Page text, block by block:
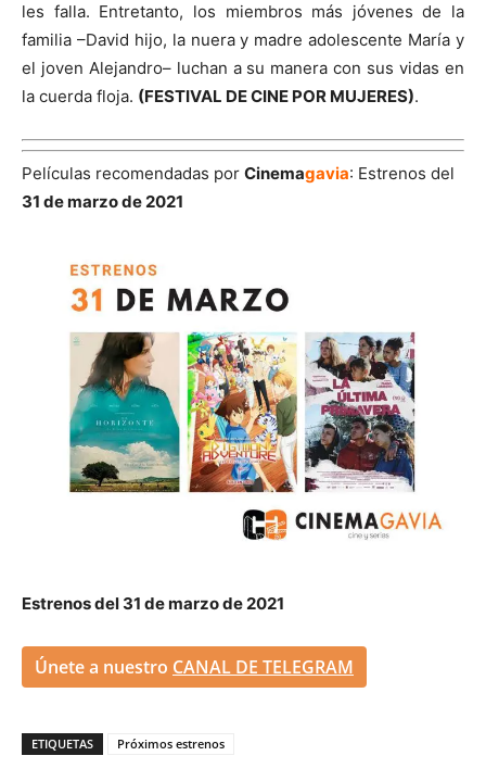
les falla. Entretanto, los miembros más jóvenes de la
familia –David hijo, la nuera y madre adolescente María y
el joven Alejandro– luchan a su manera con sus vidas en
la cuerda floja. (FESTIVAL DE CINE POR MUJERES).
Películas recomendadas por Cinemagavia: Estrenos del
31 de marzo de 2021
Estrenos del 31 de marzo de 2021
Únete a nuestro CANAL DE TELEGRAM
ETIQUETAS Próximos estrenos